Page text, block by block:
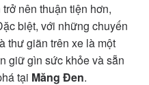
nên thuận tiện hơn,
biệt, với những chuyến
thư giãn trên xe là một
giữ gìn sức khỏe và sẵn
tại Măng Đen.